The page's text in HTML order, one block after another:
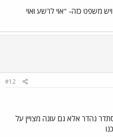
משפט כזה- "אוי לרשע ואוי
#12
נהדר אלא גם עונה מצויין על